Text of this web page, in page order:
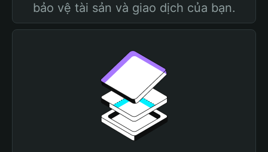
bảo vệ tài sản và giao dịch của bạn.